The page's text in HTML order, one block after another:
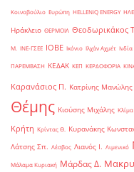
Κοινοβούλιο Ευρώπη ΗELLENiQ ENERGY
Ηράκλειο ΘΕΡΜΟΙΛ Θεοδωρικάκος
Μ. ΙΝΕ-ΓΣΕΕ ΙΟΒΕ Ικόνιο Ιλχάν Αχμέτ Ινδία
ΠΑΡΕΜΒΑΣΗ ΚΕΔΑΚ ΚΕΠ ΚΕΡΔΟΦΟΡΙΑ
Καρανάσιος Π. Κατρίνης Μανώλης
Θέμης Κιούσης Μιχάλης Κλίμα
Κρήτη Κρίντας Θ. Κυρανάκης
Λάτσης Σπ. Λέσβος Λιανός Ι. Λιμενικό
Μάλαμα Κυριακή Μάρδας Δ.